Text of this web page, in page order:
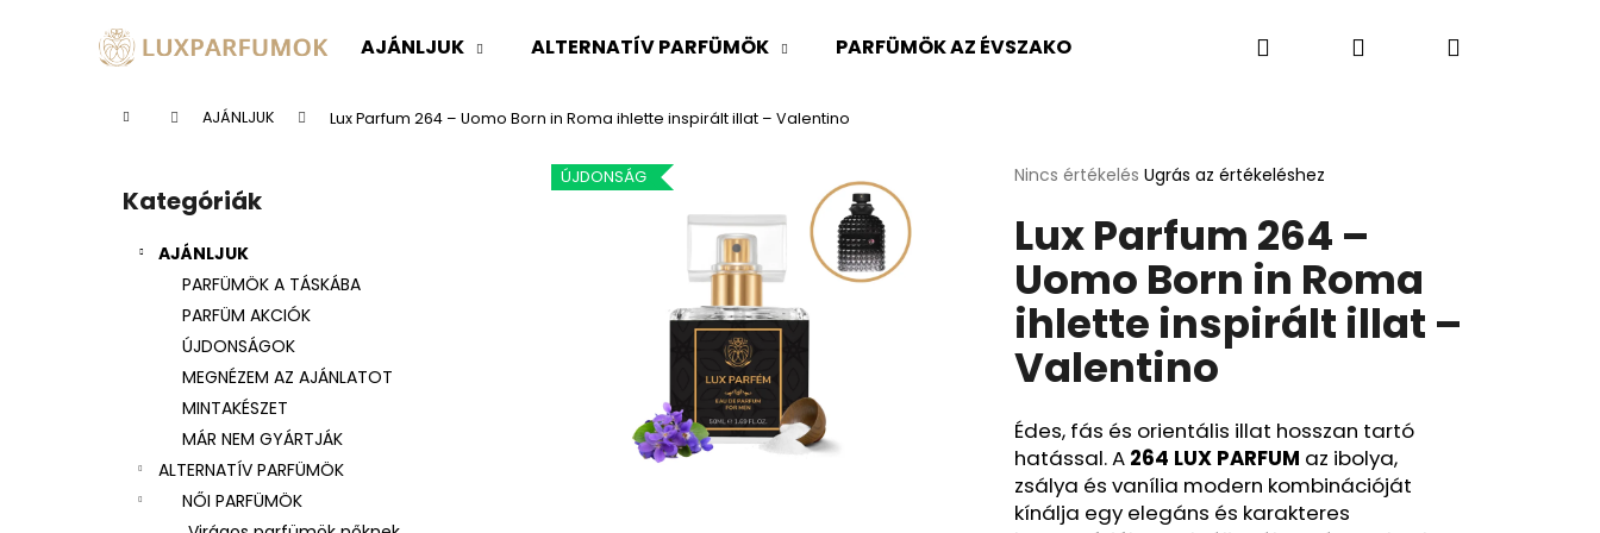
AJÁNLJUK ALTERNATÍV PARFÜMÖK PARFÜMÖK AZ ÉVSZAKOK SZERINT Kapcsolatok A BLOG
KeresésBejelentkezés
Kosár
KezdőlapAJÁNLJUK Lux Parfum 264 – Uomo Born in Roma ihlette inspirált illat – Valentino
Kategóriák
átugrása
Kategóriák
AJÁNLJUK
PARFÜMÖK A TÁSKÁBA
PARFÜM AKCIÓK
ÚJDONSÁGOK
MEGNÉZEM AZ AJÁNLATOT
MINTAKÉSZET
MÁR NEM GYÁRTJÁK
ALTERNATÍV PARFÜMÖK
NŐI PARFÜMÖK
A
átlagos
értékelése
5-
ből
0,0
csillag.
Nincs értékelés Ugrás az értékeléshez
Lux Parfum 264 –
Uomo Born in Roma
ihlette inspirált illat –
Valentino
Édes, fás és orientális illat hosszan tartó
hatással. A 264 LUX PARFUM az ibolya,
zsálya és vanília modern kombinációját
kínálja egy elegáns és karakteres
ÚJDONSÁG
Vissza
Vissza
Mit keres?
KERESÉS
Ajánljuk
Következő